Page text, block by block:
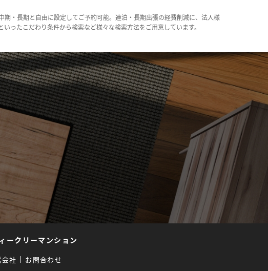
・長期と自由に設定してご予約可能。連泊・長期出張の経費削減に、法人様
ったこだわり条件から検索など様々な検索方法をご用意しています。
ークリーマンション
社 お問合わせ